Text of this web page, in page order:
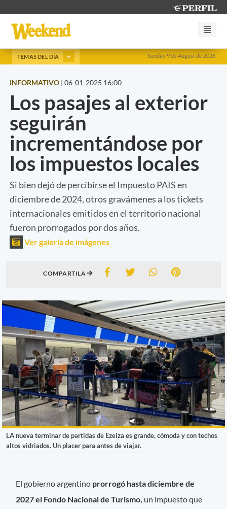
Sunday 9 de August de 2026
TEMAS DEL DÍA
INFORMATIVO | 06-01-2025 16:00
Los pasajes al exterior
seguirán
incrementándose por
los impuestos locales
Si bien dejó de percibirse el Impuesto PAIS en
diciembre de 2024, otros gravámenes a los tickets
internacionales emitidos en el territorio nacional
fueron prorrogados por dos años.
Ver galería de imágenes
COMPARTILA
LA nueva terminar de partidas de Ezeiza es grande, cómoda y con techos
altos vidriados. Un placer para antes de viajar.
El gobierno argentino prorrogó hasta diciembre de
2027 el Fondo Nacional de Turismo, un impuesto que